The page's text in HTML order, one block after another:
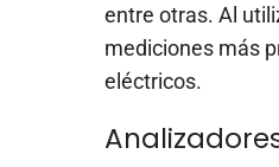
entre otras. Al
mediciones más
eléctricos.